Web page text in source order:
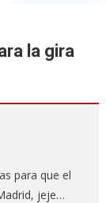
la gira
para que el
jeje…